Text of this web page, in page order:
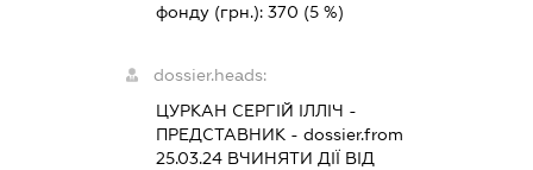
фонду (грн.): 370 (5 %)
dossier.heads:
ЦУРКАН СЕРГІЙ ІЛЛІЧ -
ПРЕДСТАВНИК - dossier.from
25.03.24ВЧИНЯТИ ДІЇ ВІД